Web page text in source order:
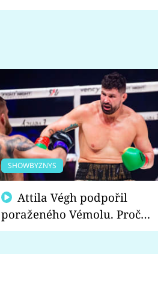
SHOWBYZNYS
poraženého Vémolu. Proč
chce raději zápasit s ním než